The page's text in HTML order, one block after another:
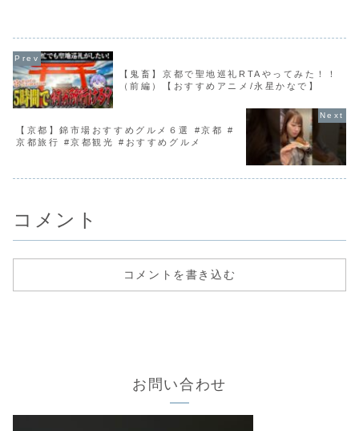
南西海子...
【鬼畜】京都で聖地巡礼RTAやってみた！！
（前編）【おすすめアニメ/永星かなで】
【京都】錦市場おすすめグルメ６選 #京都 #
京都旅行 #京都観光 #おすすめグルメ
コメント
コメントを書き込む
お問い合わせ